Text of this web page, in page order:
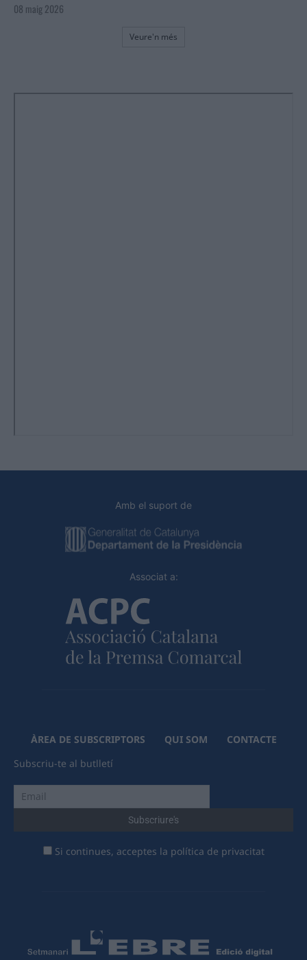
08 maig 2026
Veure'n més
Amb el suport de
Associat a:
ÀREA DE SUBSCRIPTORS QUI SOM
CONTACTE
Subscriu-te al butlletí
Si continues, acceptes la política de privacitat